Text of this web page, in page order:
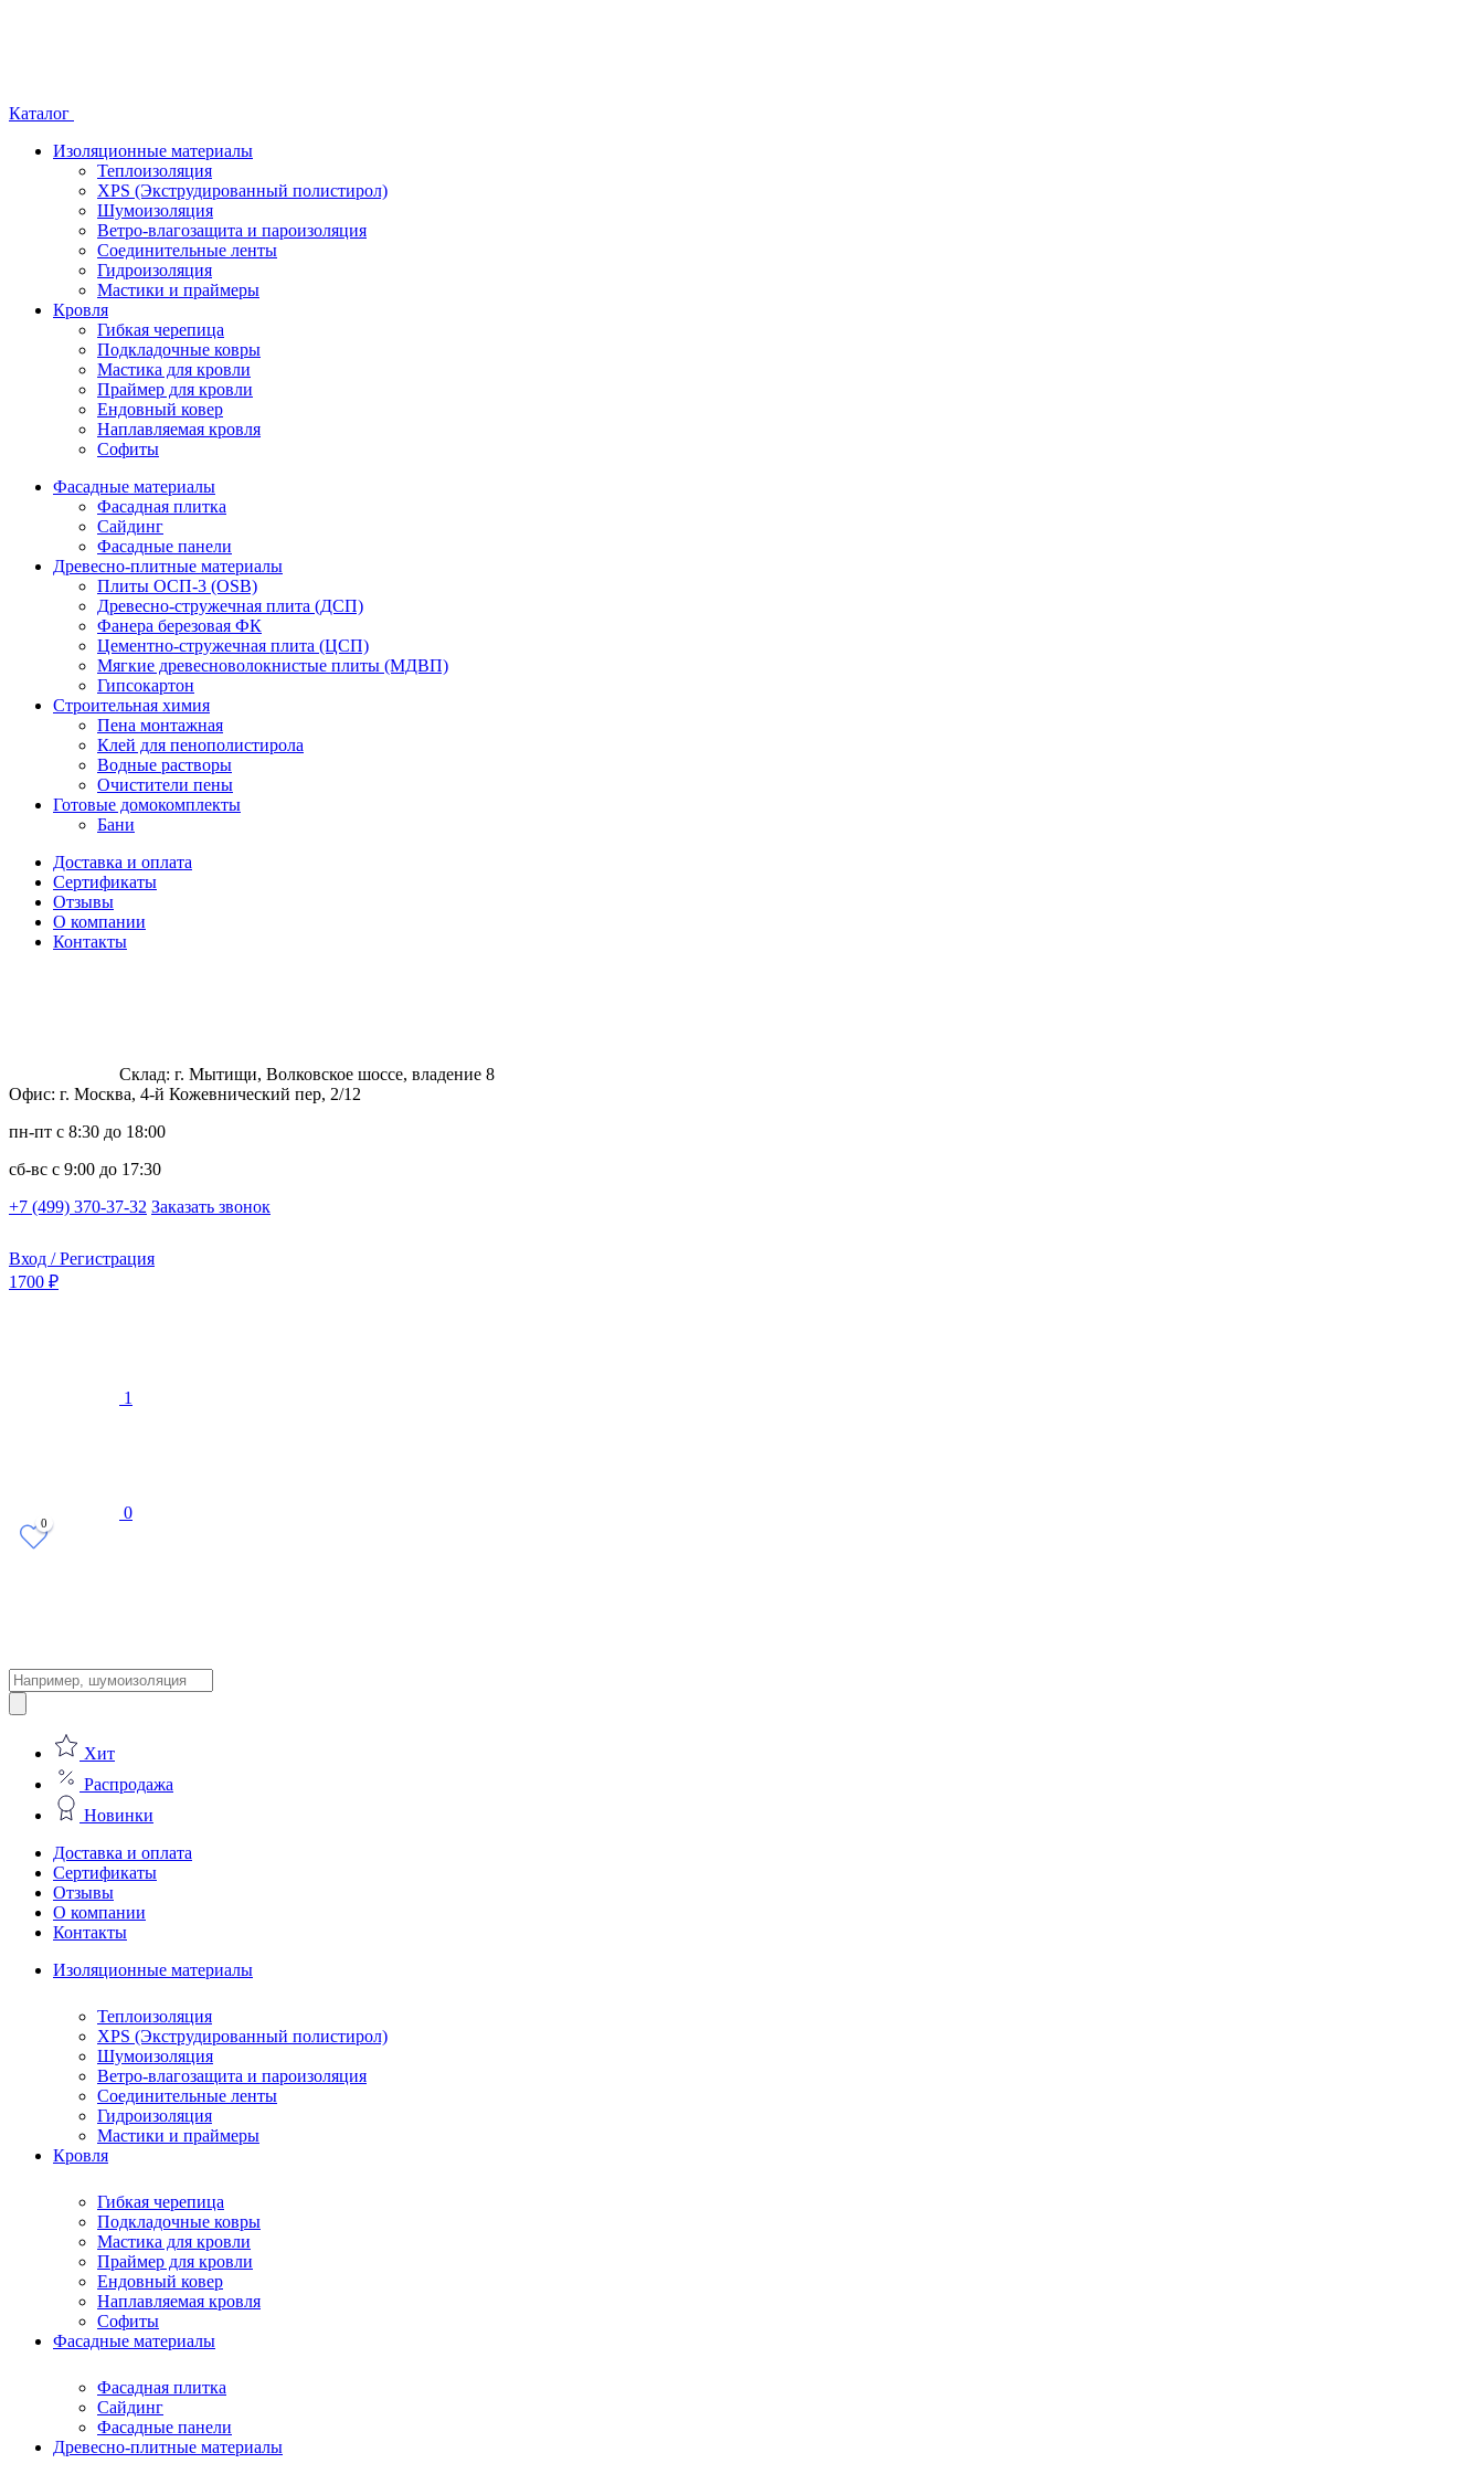
Каталог
Изоляционные материалы
Теплоизоляция
XPS (Экструдированный полистирол)
Шумоизоляция
Ветро-влагозащита и пароизоляция
Соединительные ленты
Гидроизоляция
Мастики и праймеры
Кровля
Гибкая черепица
Подкладочные ковры
Мастика для кровли
Праймер для кровли
Ендовный ковер
Наплавляемая кровля
Софиты
Фасадные материалы
Фасадная плитка
Сайдинг
Фасадные панели
Древесно-плитные материалы
Плиты ОСП-3 (OSB)
Древесно-стружечная плита (ДСП)
Фанера березовая ФК
Цементно-стружечная плита (ЦСП)
Мягкие древесноволокнистые плиты (МДВП)
Гипсокартон
Строительная химия
Пена монтажная
Клей для пенополистирола
Водные растворы
Очистители пены
Готовые домокомплекты
Бани
Доставка и оплата
Сертификаты
Отзывы
О компании
Контакты
Склад: г. Мытищи, Волковское шоссе, владение 8
Офис: г. Москва, 4-й Кожевнический пер, 2/12
пн-пт с 8:30 до 18:00
сб-вс с 9:00 до 17:30
+7 (499) 370-37-32 Заказать звонок
Вход / Регистрация
1700 ₽
1
0
0
Поиск
товаров
Хит
Распродажа
Новинки
Доставка и оплата
Сертификаты
Отзывы
О компании
Контакты
Изоляционные материалы
Теплоизоляция
XPS (Экструдированный полистирол)
Шумоизоляция
Ветро-влагозащита и пароизоляция
Соединительные ленты
Гидроизоляция
Мастики и праймеры
Кровля
Гибкая черепица
Подкладочные ковры
Мастика для кровли
Праймер для кровли
Ендовный ковер
Наплавляемая кровля
Софиты
Фасадные материалы
Фасадная плитка
Сайдинг
Фасадные панели
Древесно-плитные материалы